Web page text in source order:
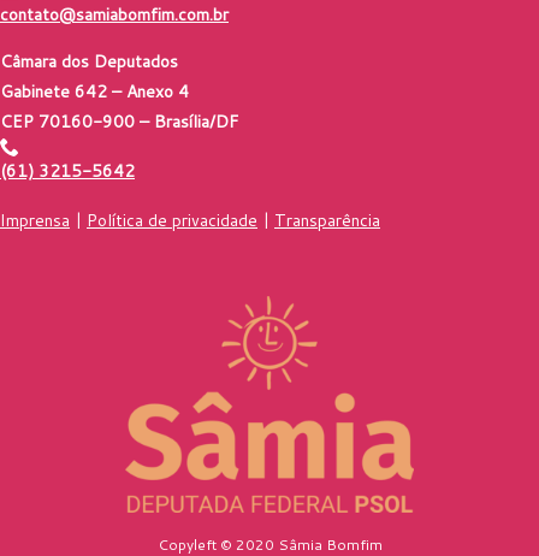
contato@samiabomfim.com.br
Câmara dos Deputados
Gabinete 642 – Anexo 4
CEP 70160-900 – Brasília/DF
(61) 3215-5642
Imprensa | Política de privacidade | Transparência
Copyleft © 2020 Sâmia Bomfim